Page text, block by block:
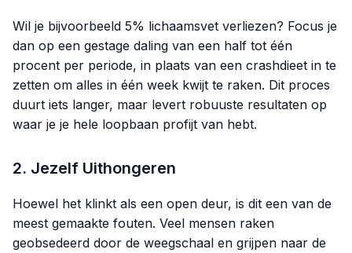
Wil je bijvoorbeeld 5% lichaamsvet verliezen? Focus je
dan op een gestage daling van een half tot één
procent per periode, in plaats van een crashdieet in te
zetten om alles in één week kwijt te raken. Dit proces
duurt iets langer, maar levert robuuste resultaten op
waar je je hele loopbaan profijt van hebt.
2. Jezelf Uithongeren
Hoewel het klinkt als een open deur, is dit een van de
meest gemaakte fouten. Veel mensen raken
geobsedeerd door de weegschaal en grijpen naar de